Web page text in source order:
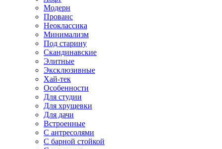
Модерн
Прованс
Неоклассика
Минимализм
Под старину
Скандинавские
Элитные
Эксклюзивные
Хай-тек
Особенности
Для студии
Для хрущевки
Для дачи
Встроенные
С антресолями
С барной стойкой